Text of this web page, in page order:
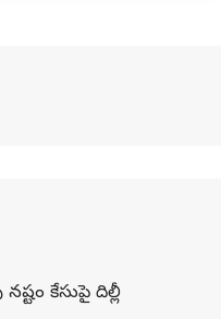
కేసుపై దిల్లీ